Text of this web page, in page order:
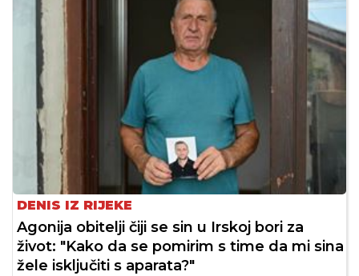
DENIS IZ RIJEKE
Agonija obitelji čiji se sin u Irskoj bori za
život: "Kako da se pomirim s time da mi sina
žele isključiti s aparata?"